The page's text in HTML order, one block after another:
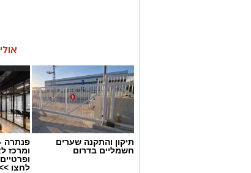
תיקון והתקנה שערים
חשמליים בדרום
פנתרה
ומרכז
לחצו